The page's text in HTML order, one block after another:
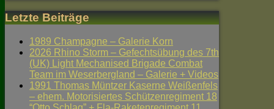
Letzte Beiträge
1989 Champagne – Galerie Korn
2026 Rhino Storm – Gefechtsübung des 7th
(UK) Light Mechanised Brigade Combat
Team im Weserbergland – Galerie + Videos
1991 Thomas Müntzer Kaserne Weißenfels
– ehem. Motorisiertes Schützenregiment 18